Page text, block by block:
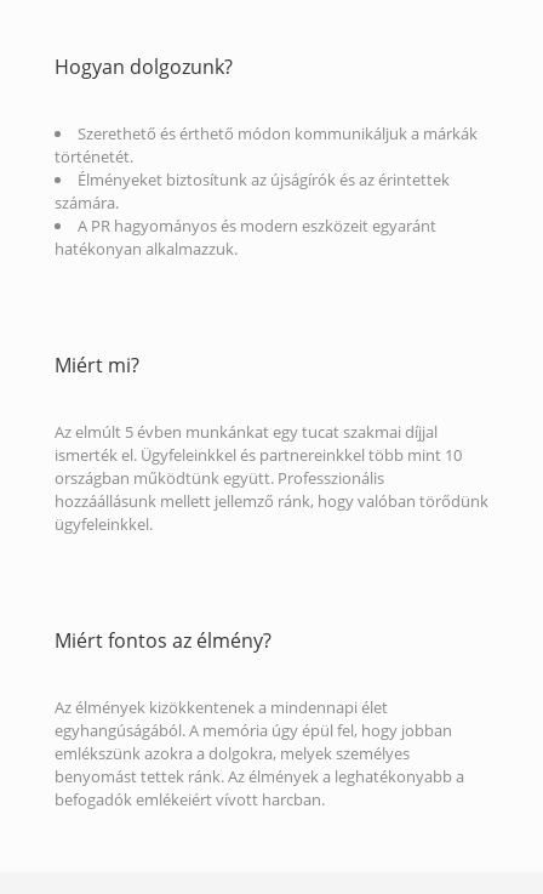
Hogyan dolgozunk?
Szerethető és érthető módon kommunikáljuk a márkák
történetét.
Élményeket biztosítunk az újságírók és az érintettek
számára.
A PR hagyományos és modern eszközeit egyaránt
hatékonyan alkalmazzuk.
Miért mi?
Az elmúlt 5 évben munkánkat egy tucat szakmai díjjal
ismerték el. Ügyfeleinkkel és partnereinkkel több mint 10
országban működtünk együtt. Professzionális
hozzáállásunk mellett jellemző ránk, hogy valóban törődünk
ügyfeleinkkel.
Miért fontos az élmény?
Az élmények kizökkentenek a mindennapi élet
egyhangúságából. A memória úgy épül fel, hogy jobban
emlékszünk azokra a dolgokra, melyek személyes
benyomást tettek ránk. Az élmények a leghatékonyabb a
befogadók emlékeiért vívott harcban.